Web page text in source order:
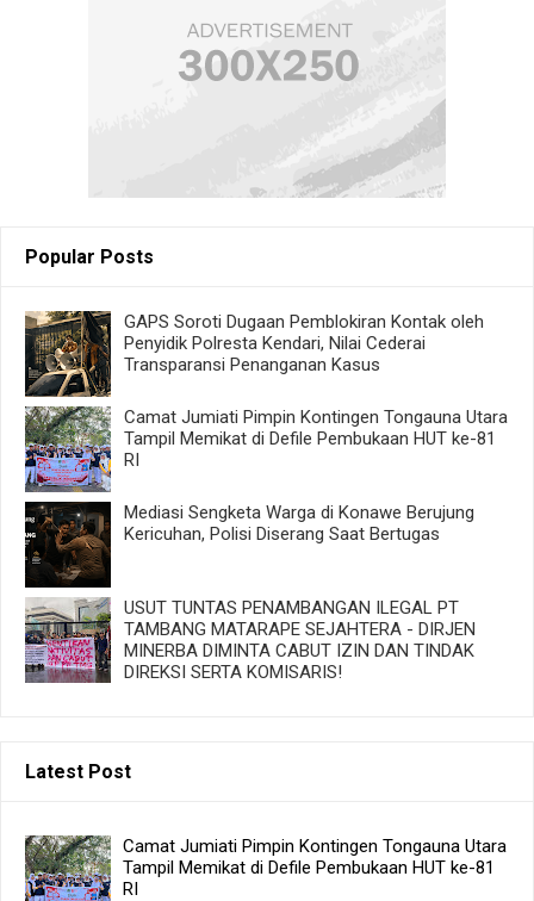
Popular Posts
GAPS Soroti Dugaan Pemblokiran Kontak oleh
Penyidik Polresta Kendari, Nilai Cederai
Transparansi Penanganan Kasus
Camat Jumiati Pimpin Kontingen Tongauna Utara
Tampil Memikat di Defile Pembukaan HUT ke-81
RI
Mediasi Sengketa Warga di Konawe Berujung
Kericuhan, Polisi Diserang Saat Bertugas
USUT TUNTAS PENAMBANGAN ILEGAL PT
TAMBANG MATARAPE SEJAHTERA - DIRJEN
MINERBA DIMINTA CABUT IZIN DAN TINDAK
DIREKSI SERTA KOMISARIS!
Latest Post
Camat Jumiati Pimpin Kontingen Tongauna Utara
Tampil Memikat di Defile Pembukaan HUT ke-81
RI